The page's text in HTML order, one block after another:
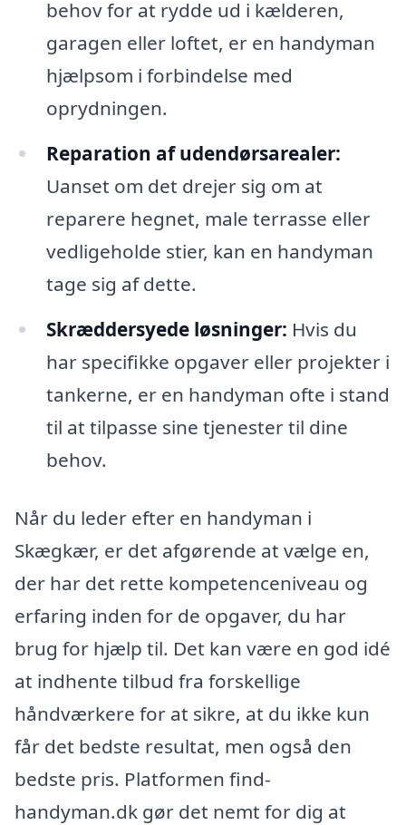
behov for at rydde ud i kælderen,
garagen eller loftet, er en handyman
hjælpsom i forbindelse med
oprydningen.
Reparation af udendørsarealer:
Uanset om det drejer sig om at
reparere hegnet, male terrasse eller
vedligeholde stier, kan en handyman
tage sig af dette.
Skræddersyede løsninger: Hvis du
har specifikke opgaver eller projekter i
tankerne, er en handyman ofte i stand
til at tilpasse sine tjenester til dine
behov.
Når du leder efter en handyman i
Skægkær, er det afgørende at vælge en,
der har det rette kompetenceniveau og
erfaring inden for de opgaver, du har
brug for hjælp til. Det kan være en god idé
at indhente tilbud fra forskellige
håndværkere for at sikre, at du ikke kun
får det bedste resultat, men også den
bedste pris. Platformen find-
handyman.dk gør det nemt for dig at